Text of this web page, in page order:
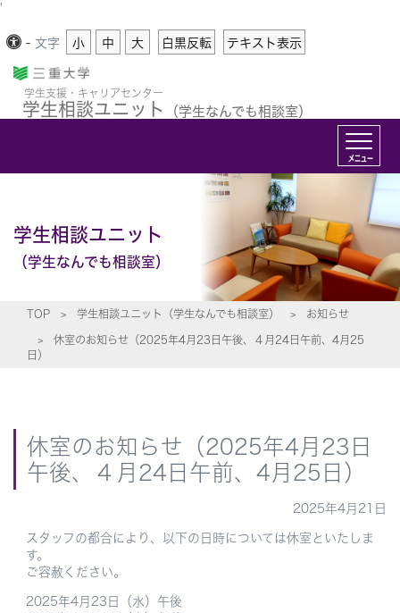
'
- 文字 小 中 大 白黒反転 テキスト表示
学生支援・キャリアセンター
学生相談ユニット （学生なんでも相談室）
メニュー
学生相談ユニット
（学生なんでも相談室）
TOP 学生相談ユニット（学生なんでも相談室） お知らせ
休室のお知らせ（2025年4月23日午後、４月24日午前、4月25
日）
休室のお知らせ（2025年4月23日
午後、４月24日午前、4月25日）
2025年4月21日
スタッフの都合により、以下の日時については休室といたしま
す。
ご容赦ください。
2025年4月23日（水）午後